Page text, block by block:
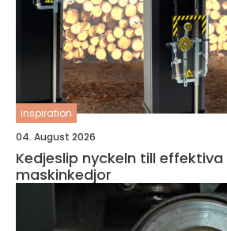
inspiration
04. August 2026
Kedjeslip nyckeln till effektiva och säkra
maskinkedjor